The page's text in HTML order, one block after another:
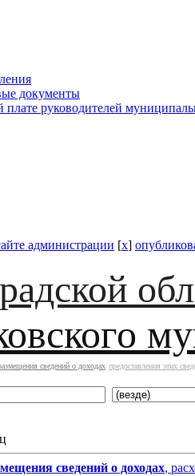
документы
плате руководителей
администрации [x]
сведений о доходах предоставления этих
сведений о доходах,